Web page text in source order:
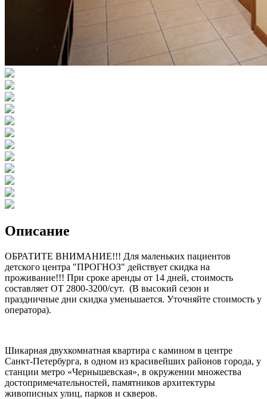
Описание
ОБРАТИТЕ ВНИМАНИЕ!!! Для маленьких пациентов
детского центра "ПРОГНОЗ" действует скидка на
проживание!!! При сроке аренды от 14 дней, стоимость
составляет ОТ 2800-3200/сут. (В высокий сезон и
праздничные дни скидка уменьшается. Уточняйте стоимость у
оператора).
Шикарная двухкомнатная квартира с камином в центре
Санкт-Петербурга, в одном из красивейших районов города, у
станции метро «Чернышевская», в окружении множества
достопримечательностей, памятников архитектуры
живописных улиц, парков и скверов.